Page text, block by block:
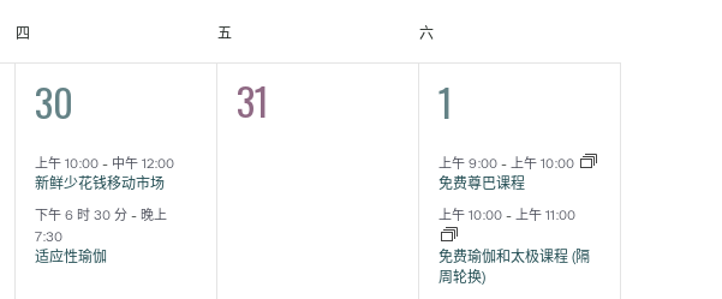
航航
四 五 六
2
活
动,
30
上午 10:00- 中午 12:00
新鲜少花钱移动市场
下午 6 时 30 分- 晚上
7:30
适应性瑜伽
0
31
2
活
动,
1
上午 9:00-上午 10:00
免费尊巴课程
上午 10:00-上午 11:00
免费瑜伽和太极课程 (隔
周轮换)